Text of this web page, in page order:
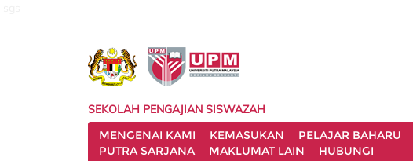
SEKOLAH PENGAJIAN SISWAZAH
MENGENAI KAMI
KEMASUKAN PELAJAR BAHARU
PUTRA SARJANA
MAKLUMAT LAIN HUBUNGI